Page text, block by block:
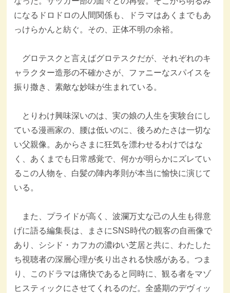
になるドロドロの人間関係も、ドラマはあくまでもあ
っけらかんと紡ぐ。その、正体不明の余裕。
グロテスクと言えばグロテスクだが、それぞれのキ
ャラクター造形の不確かさが、ファニーなスパイスを
振り撒き、素敵な妙味が生まれている。
とりわけ興味深いのは、実の娘の人生を実験台にし
ている漫画家の、腰は低いのに、後ろめたさは一切な
い父親像。あからさまに狂気を漂わせるわけではな
く、あくまでも日常感覚で、何かが明らかにズレてい
るこの人物を、白髪の陣内孝則が本当に愉快に演じて
いる。
また、プライドが高く、波瀾万丈な己の人生も得意
げに語る編集長は、まさにSNS時代の観客の自画像で
あり、シシド・カフカの濃ゆい芝居と共に、わたした
ち視聴者の深層心理が炙り出される快感がある。つま
り、このドラマは痛快であると同時に、観る者をマゾ
ヒスティックにさせてくれるのだ。全盛期のデヴィッ